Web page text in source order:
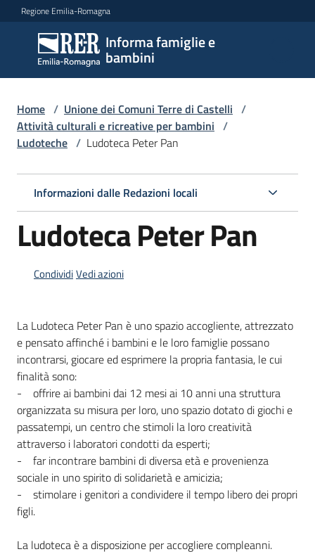
Vai al contenuto
Vai alla navigazione
Vai al footer
Regione Emilia-Romagna
Informa famiglie e
bambini
Informa
famiglie
e
bambini
Informazioni
locali
Newsletter
Home / Unione dei Comuni Terre di Castelli /
Attività culturali e ricreative per bambini /
Ludoteche / Ludoteca Peter Pan
Informazioni dalle Redazioni locali
Ludoteca Peter Pan
CondividiVedi azioni
La Ludoteca Peter Pan è uno spazio accogliente, attrezzato
e pensato affinché i bambini e le loro famiglie possano
incontrarsi, giocare ed esprimere la propria fantasia, le cui
finalità sono:
- offrire ai bambini dai 12 mesi ai 10 anni una struttura
organizzata su misura per loro, uno spazio dotato di giochi e
passatempi, un centro che stimoli la loro creatività
attraverso i laboratori condotti da esperti;
- far incontrare bambini di diversa età e provenienza
sociale in uno spirito di solidarietà e amicizia;
- stimolare i genitori a condividere il tempo libero dei propri
figli.
La ludoteca è a disposizione per accogliere compleanni.